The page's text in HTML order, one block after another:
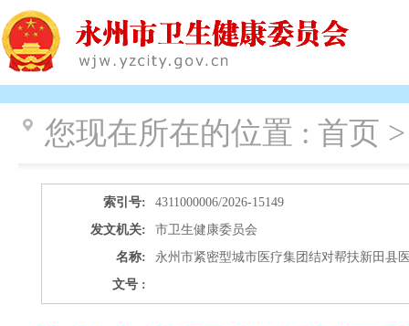
您现在所在的位置 : 首页
索引号:
4311000006/2026-15149
发文机关:
市卫生健康委员会
名称:
永州市紧密型城市医疗集团结对帮扶新田县
文号 :